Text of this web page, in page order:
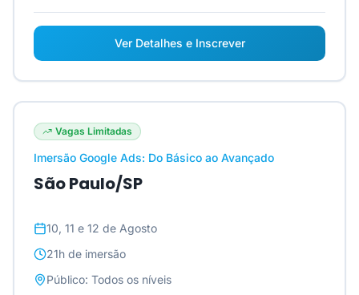
Ver Detalhes e Inscrever
Vagas Limitadas
Imersão Google Ads: Do Básico ao Avançado
São Paulo/SP
10, 11 e 12 de Agosto
21h de imersão
Público: Todos os níveis